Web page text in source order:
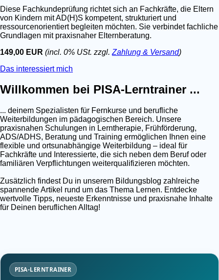
Diese Fachkundeprüfung richtet sich an Fachkräfte, die Eltern
von Kindern mit AD(H)S kompetent, strukturiert und
ressourcenorientiert begleiten möchten. Sie verbindet fachliche
Grundlagen mit praxisnaher Elternberatung.
149,00 EUR (incl. 0% USt. zzgl. Zahlung & Versand)
Das interessiert mich
Willkommen bei PISA-Lerntrainer ...
... deinem Spezialisten für Fernkurse und berufliche
Weiterbildungen im pädagogischen Bereich. Unsere
praxisnahen Schulungen in Lerntherapie, Frühförderung,
ADS/ADHS, Beratung und Training ermöglichen Ihnen eine
flexible und ortsunabhängige Weiterbildung – ideal für
Fachkräfte und Interessierte, die sich neben dem Beruf oder
familiären Verpflichtungen weiterqualifizieren möchten.
Zusätzlich findest Du in unserem Bildungsblog zahlreiche
spannende Artikel rund um das Thema Lernen. Entdecke
wertvolle Tipps, neueste Erkenntnisse und praxisnahe Inhalte
für Deinen beruflichen Alltag!
PISA-LERNTRAINER